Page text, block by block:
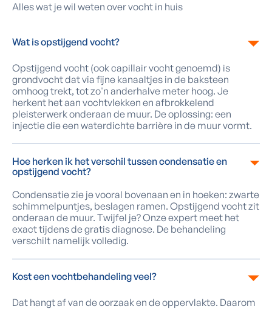
Alles wat je wil weten over vocht in huis
Wat is opstijgend vocht?
Opstijgend vocht (ook capillair vocht genoemd) is
grondvocht dat via fijne kanaaltjes in de baksteen
omhoog trekt, tot zo'n anderhalve meter hoog. Je
herkent het aan vochtvlekken en afbrokkelend
pleisterwerk onderaan de muur. De oplossing: een
injectie die een waterdichte barrière in de muur vormt.
Hoe herken ik het verschil tussen condensatie en
opstijgend vocht?
Condensatie zie je vooral bovenaan en in hoeken: zwarte
schimmelpuntjes, beslagen ramen. Opstijgend vocht zit
onderaan de muur. Twijfel je? Onze expert meet het
exact tijdens de gratis diagnose. De behandeling
verschilt namelijk volledig.
Kost een vochtbehandeling veel?
Dat hangt af van de oorzaak en de oppervlakte. Daarom